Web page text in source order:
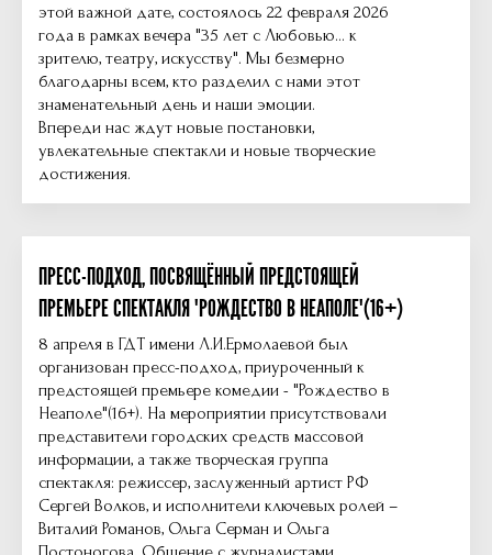
этой важной дате, состоялось 22 февраля 2026
года в рамках вечера "35 лет с Любовью... к
зрителю, театру, искусству". Мы безмерно
благодарны всем, кто разделил с нами этот
знаменательный день и наши эмоции.
Впереди нас ждут новые постановки,
увлекательные спектакли и новые творческие
достижения.
ПРЕСС-ПОДХОД, ПОСВЯЩЁННЫЙ ПРЕДСТОЯЩЕЙ
ПРЕМЬЕРЕ СПЕКТАКЛЯ "РОЖДЕСТВО В НЕАПОЛЕ"(16+)
8 апреля в ГДТ имени Л.И.Ермолаевой был
организован пресс-подход, приуроченный к
предстоящей премьере комедии - "Рождество в
Неаполе"(16+). На мероприятии присутствовали
представители городских средств массовой
информации, а также творческая группа
спектакля: режиссер, заслуженный артист РФ
Сергей Волков, и исполнители ключевых ролей –
Виталий Романов, Ольга Серман и Ольга